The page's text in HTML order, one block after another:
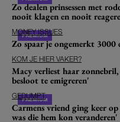
Zo dealen prinsessen met
nooit klagen en nooit
MONEY ISSUES
Zo spaar je ongemerkt
KOM JE HIER VAKER?
Macy verliest haar
besloot te emigreren'
GEDUMPT
Carmens vriend ging keer
was die hem kon veranderen'